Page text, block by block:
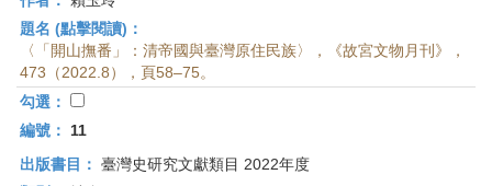
題名 (點擊閱讀)：
〈「開山撫番」：清帝國與臺灣原住民族〉，《故宮文物月刊》，
473（2022.8），頁58–75。
勾選：
編號：
11
出版書目： 臺灣史研究文獻類目 2022年度